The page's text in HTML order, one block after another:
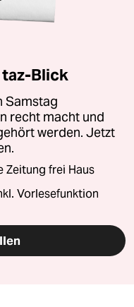
Blick
Samstag
recht macht und
werden. Jetzt
Zeitung frei Haus
Vorlesefunktion